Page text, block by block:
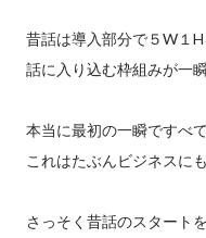
昔話は導入部分で５W１
話に入り込む枠組みが一
本当に最初の一瞬ですべ
これはたぶんビジネスに
さっそく昔話のスタート